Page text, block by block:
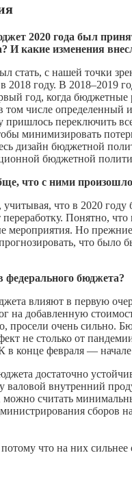
2020 года был
И какие изменения
стать, с нашей точки
году. В 2018–2019
год, когда
том числе
пришлось переключить
минимизировать
дизайн бюджетной
бюджетной
что с ними произошло
что в 2020
Понятно,
мероприятия. Но
что было
бюджета?
влияют в первую
на добавленную
просели очень сильно.
не столько от
конце февраля — начале
достаточно
валовой внутренний
можно считать
сборов
что на них